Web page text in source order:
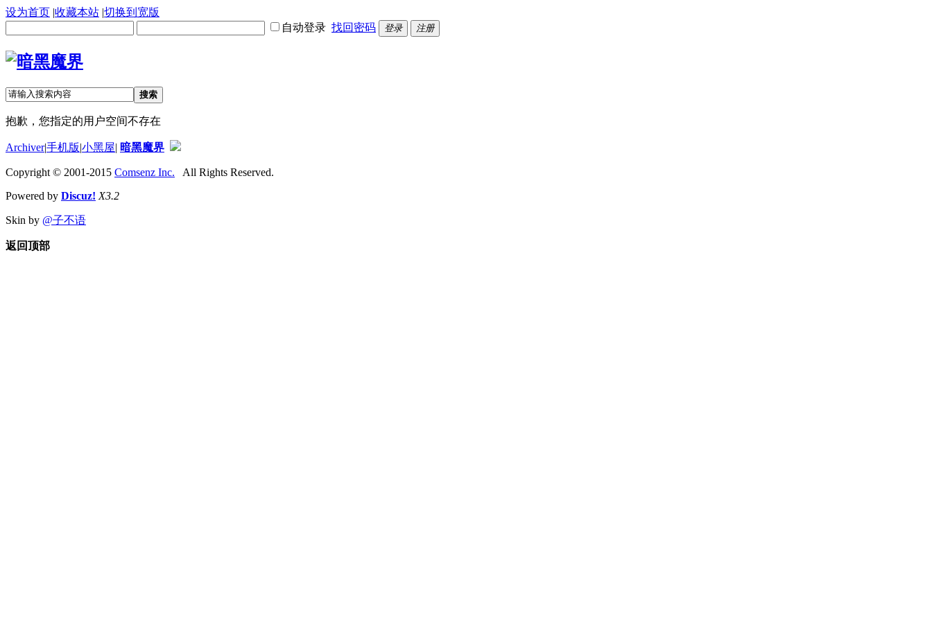
设为首页 |收藏本站 |切换到宽版
自动登录 找回密码 登录 注册
搜索
抱歉，您指定的用户空间不存在
Archiver|手机版|小黑屋| 暗黑魔界
Copyright © 2001-2015 Comsenz Inc. All Rights Reserved.
Powered by Discuz! X3.2
Skin by @子不语
返回顶部